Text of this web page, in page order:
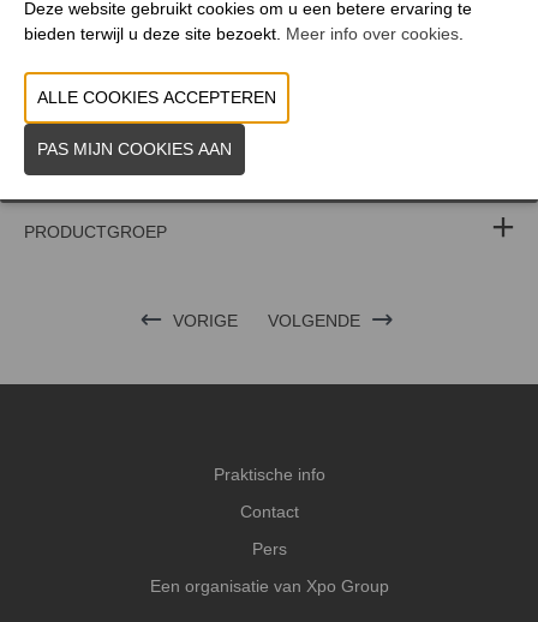
Onze eigen prepress dienst werkt voor u graag een totaaloplossing
uit voor het uitrollen van uw huisstijl op al uw verpakkingsnoden.
WEBSITE CATALOGUS
PRODUCTGROEP
VORIGE VOLGENDE
Praktische info
Contact
Pers
Een organisatie van Xpo Group
Deze website gebruikt cookies om u een betere ervaring te
bieden terwijl u deze site bezoekt. Meer info over cookies